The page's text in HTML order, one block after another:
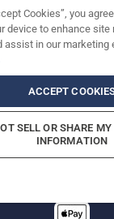
(publ). Alle
zijn
beschikbaar is
Cookies”, you
device to enhance site
assist in our marketing
ACCEPT
SELL OR SHARE
INFORMATION